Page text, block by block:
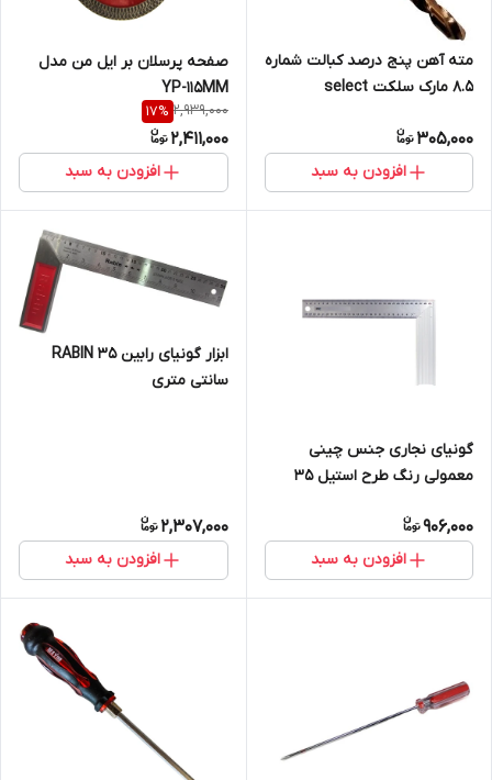
مته آهن پنج درصد کبالت شماره
8.5 مارک سلکت select
305,000
افزودن به سبد
صفحه پرسلان بر ایل من مدل
YP-115MM
2,939,000
17%
2,411,000
افزودن به سبد
گونیای نجاری جنس چینی
معمولی رنگ طرح استیل 35
906,000
افزودن به سبد
ابزار گونیای رابین RABIN 35
سانتی متری
2,307,000
افزودن به سبد